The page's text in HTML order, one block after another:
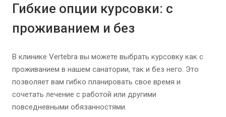
Гибкие опции курсовки: с
проживанием и без
В клинике Vertebra вы можете выбрать курсовку как с
проживанием в нашем санатории, так и без него. Это
позволяет вам гибко планировать свое время и
сочетать лечение с работой или другими
повседневными обязанностями.